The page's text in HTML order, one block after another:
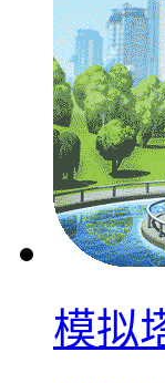
模拟